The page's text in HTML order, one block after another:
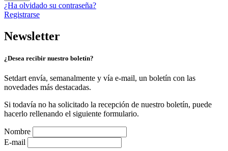
¿Ha olvidado su contraseña?
Registrarse
Newsletter
¿Desea recibir nuestro boletín?
Setdart envía, semanalmente y vía e-mail, un boletín con las
novedades más destacadas.
Si todavía no ha solicitado la recepción de nuestro boletín, puede
hacerlo rellenando el siguiente formulario.
Nombre
E-mail